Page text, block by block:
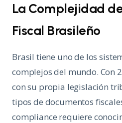
La Complejidad
Fiscal Brasileño
Brasil tiene uno de los
complejos del mundo. Con
con su propia legislación
tipos de documentos
compliance requiere